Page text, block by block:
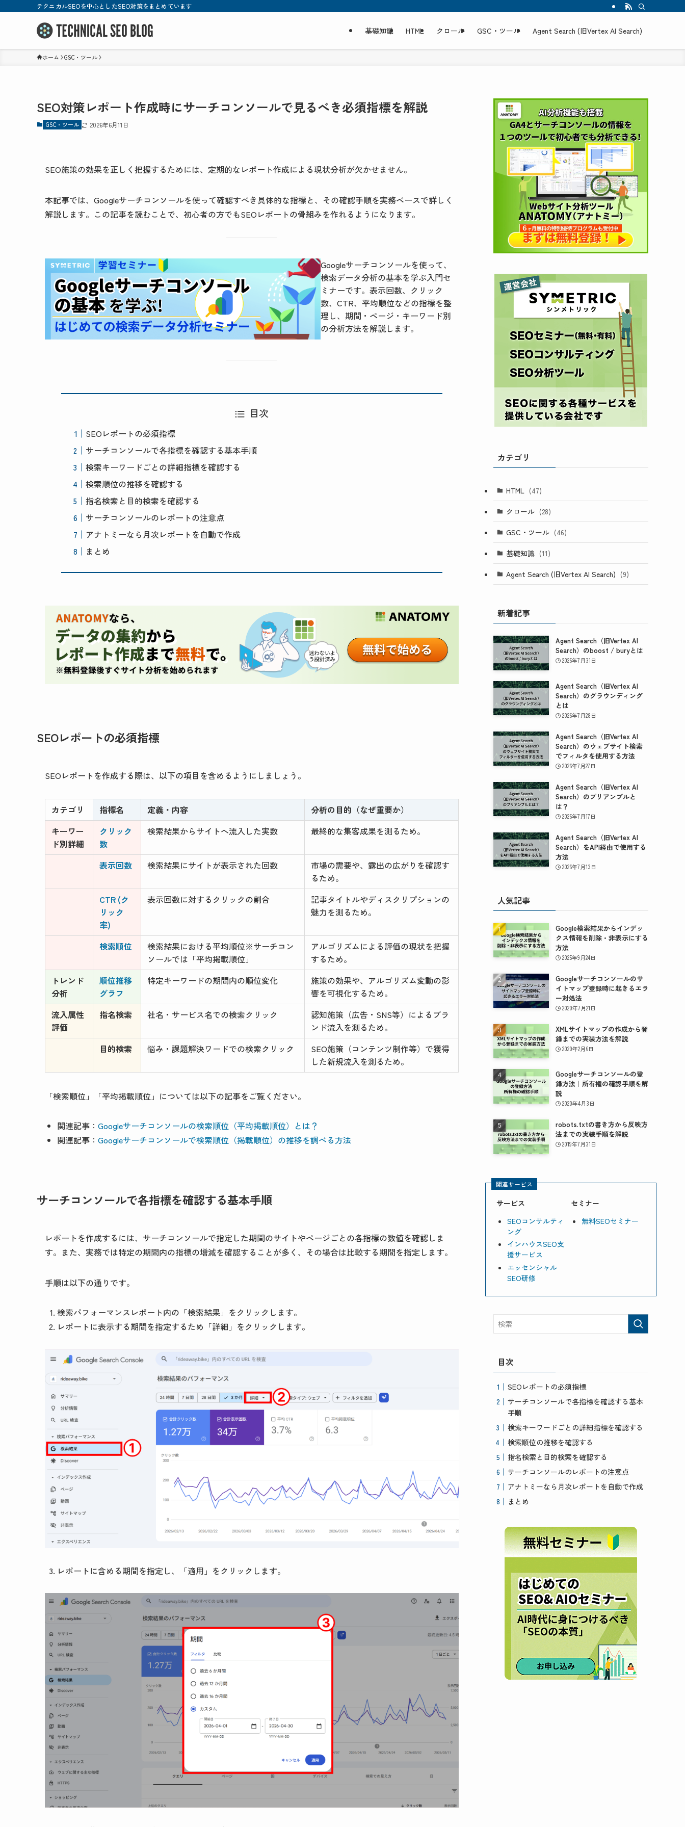
テクニカルSEOを中心としたSEO対策をまとめています
基礎知識 HTML クロール GSC・ツール Agent Search (旧Vertex AI Search)
ホーム GSC・ツール
SEO対策レポート作成時にサーチコンソールで見るべき必須指標を解説
GSC・ツール 2026年6月11日
SEO施策の効果を正しく把握するためには、定期的なレポート作成による現状分析が欠かせません。
本記事では、Googleサーチコンソールを使って確認すべき具体的な指標と、その確認手順を実務ベースで詳しく
解説します。この記事を読むことで、初心者の方でもSEOレポートの骨組みを作れるようになります。
Googleサーチコンソールを使って、
検索データ分析の基本を学ぶ入門セ
ミナーです。表示回数、クリック
数、CTR、平均順位などの指標を整
理し、期間・ページ・キーワード別
の分析方法を解説します。
目次
SEOレポートの必須指標
サーチコンソールで各指標を確認する基本手順
検索キーワードごとの詳細指標を確認する
検索順位の推移を確認する
指名検索と目的検索を確認する
サーチコンソールのレポートの注意点
アナトミーなら月次レポートを自動で作成
まとめ
SEOレポートの必須指標
SEOレポートを作成する際は、以下の項目を含めるようにしましょう。
カテゴリ 指標名 定義・内容
分析の目的（なぜ重要か）
キーワー
ド別詳細
クリック
数
検索結果からサイトへ流入した実数 最終的な集客成果を測るため。
表示回数 検索結果にサイトが表示された回数
市場の需要や、露出の広がりを確認す
るため。
CTR (ク
リック
率)
表示回数に対するクリックの割合
記事タイトルやディスクリプションの
魅力を測るため。
検索順位
検索結果における平均順位※サーチコン
ソールでは「平均掲載順位」
アルゴリズムによる評価の現状を把握
するため。
トレンド
分析
順位推移
グラフ
特定キーワードの期間内の順位変化
施策の効果や、アルゴリズム変動の影
響を可視化するため。
流入属性
評価
指名検索 社名・サービス名での検索クリック
認知施策（広告・SNS等）によるブラ
ンド流入を測るため。
目的検索
悩み・課題解決ワードでの検索クリック
SEO施策（コンテンツ制作等）で獲得
した新規流入を測るため。
「検索順位」「平均掲載順位」については以下の記事をご覧ください。
関連記事： Googleサーチコンソールの検索順位（平均掲載順位）とは？
関連記事： Googleサーチコンソールで検索順位（掲載順位）の推移を調べる方法
サーチコンソールで各指標を確認する基本手順
レポートを作成するには、サーチコンソールで指定した期間のサイトやページごとの各指標の数値を確認しま
す。また、実務では特定の期間内の指標の増減を確認することが多く、その場合は比較する期間を指定します。
手順は以下の通りです。
検索パフォーマンスレポート内の「検索結果」をクリックします。
レポートに表示する期間を指定するため「詳細」をクリックします。
レポートに含める期間を指定し、「適用」をクリックします。
カテゴリ
HTML (47)
クロール (28)
GSC・ツール (46)
基礎知識 (11)
Agent Search (旧Vertex AI Search) (9)
新着記事
Agent Search（旧Vertex AI
Search）のboost / buryとは
2026年7月31日
Agent Search（旧Vertex AI
Search）のグラウンディング
とは
2026年7月28日
Agent Search（旧Vertex AI
Search）のウェブサイト検索
でフィルタを使用する方法
2026年7月27日
Agent Search（旧Vertex AI
Search）のプリアンブルと
は？
2026年7月17日
Agent Search（旧Vertex AI
Search）をAPI経由で使用する
方法
2026年7月13日
人気記事
Google検索結果からインデッ
クス情報を削除・非表示にする
方法
2025年9月24日
Googleサーチコンソールのサ
イトマップ登録時に起きるエラ
ー対処法
2020年7月21日
XMLサイトマップの作成から登
録までの実装方法を解説
2020年2月6日
Googleサーチコンソールの登
録方法｜所有権の確認手順を解
説
2020年4月3日
robots.txtの書き方から反映方
法までの実装手順を解説
2019年7月31日
関連サービス
サービス
SEOコンサルティ
ング
インハウスSEO支
援サービス
エッセンシャル
SEO研修
セミナー
無料SEOセミナー
目次
SEOレポートの必須指標
サーチコンソールで各指標を確認する基本
手順
検索キーワードごとの詳細指標を確認する
検索順位の推移を確認する
指名検索と目的検索を確認する
サーチコンソールのレポートの注意点
アナトミーなら月次レポートを自動で作成
まとめ